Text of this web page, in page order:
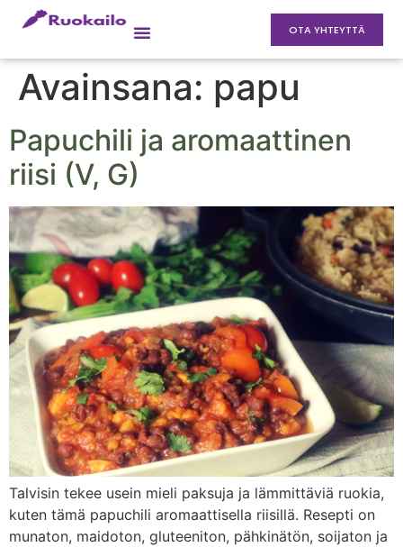
OTA YHTEYTTÄ
Avainsana: papu
Papuchili ja aromaattinen
riisi (V, G)
Talvisin tekee usein mieli paksuja ja lämmittäviä ruokia,
kuten tämä papuchili aromaattisella riisillä. Resepti on
munaton, maidoton, gluteeniton, pähkinätön, soijaton ja